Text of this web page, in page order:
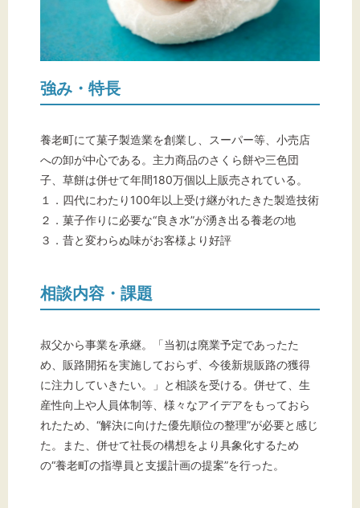
強み・特長
養老町にて菓子製造業を創業し、スーパー等、小売店
への卸が中心である。主力商品のさくら餅や三色団
子、草餅は併せて年間180万個以上販売されている。
１．四代にわたり100年以上受け継がれたきた製造技術
２．菓子作りに必要な“良き水”が湧き出る養老の地
３．昔と変わらぬ味がお客様より好評
相談内容・課題
叔父から事業を承継。「当初は廃業予定であったた
め、販路開拓を実施しておらず、今後新規販路の獲得
に注力していきたい。」と相談を受ける。併せて、生
産性向上や人員体制等、様々なアイデアをもっておら
れたため、“解決に向けた優先順位の整理”が必要と感じ
た。また、併せて社長の構想をより具象化するため
の“養老町の指導員と支援計画の提案”を行った。